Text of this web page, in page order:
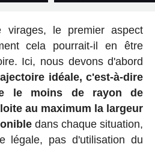
le premier aspect
cela pourrait-il en être
Ici, nous devons d'abord
idéale, c'est-à-dire
le moins de rayon de
au maximum la largeur
dans chaque situation,
légale, pas d'utilisation du